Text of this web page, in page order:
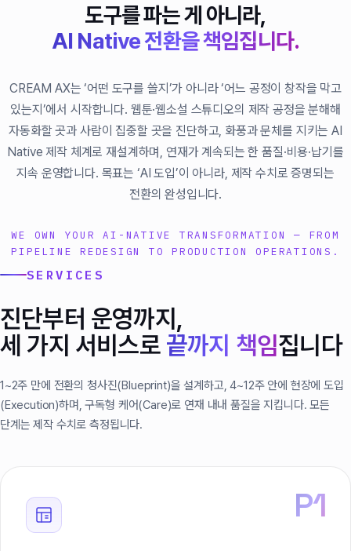
도구를 파는 게 아니라,
AI Native 전환을 책임집니다.
CREAM AX는 ‘어떤 도구를 쓸지’가 아니라 ‘어느 공정이 창작을 막고
있는지’에서 시작합니다. 웹툰·웹소설 스튜디오의 제작 공정을 분해해
자동화할 곳과 사람이 집중할 곳을 진단하고, 화풍과 문체를 지키는 AI
Native 제작 체계로 재설계하며, 연재가 계속되는 한 품질·비용·납기를
지속 운영합니다. 목표는 ‘AI 도입’이 아니라, 제작 수치로 증명되는
전환의 완성입니다.
WE OWN YOUR AI-NATIVE TRANSFORMATION — FROM
PIPELINE REDESIGN TO PRODUCTION OPERATIONS.
SERVICES
진단부터 운영까지,
세 가지 서비스로 끝까지 책임집니다
1~2주 만에 전환의 청사진(Blueprint)을 설계하고, 4~12주 안에 현장에 도입
(Execution)하며, 구독형 케어(Care)로 연재 내내 품질을 지킵니다. 모든
단계는 제작 수치로 측정됩니다.
P1